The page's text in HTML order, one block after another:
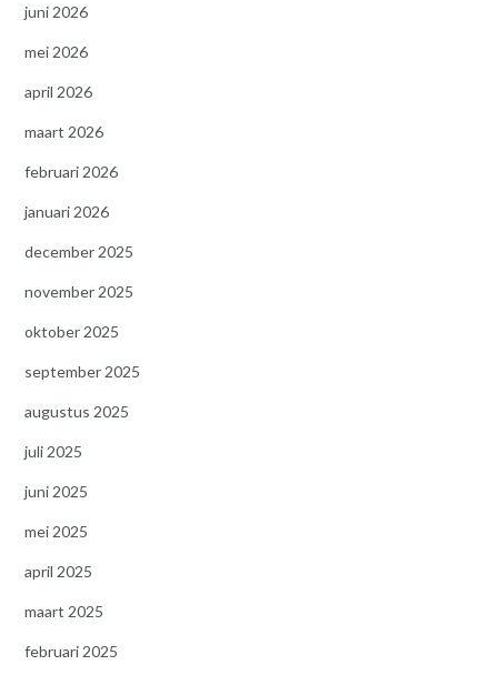
juni 2026
mei 2026
april 2026
maart 2026
februari 2026
januari 2026
december 2025
november 2025
oktober 2025
september 2025
augustus 2025
juli 2025
juni 2025
mei 2025
april 2025
maart 2025
februari 2025